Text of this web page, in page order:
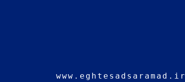
www.eghtesadsaramad.ir